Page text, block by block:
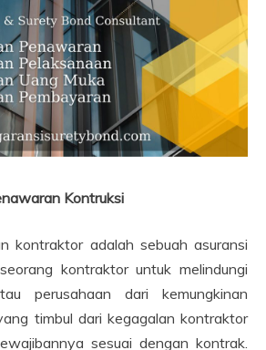
Kontruksi
kontraktor adalah sebuah asuransi
kontraktor untuk melindungi
perusahaan dari kemungkinan
timbul dari kegagalan kontraktor
sesuai dengan kontrak.